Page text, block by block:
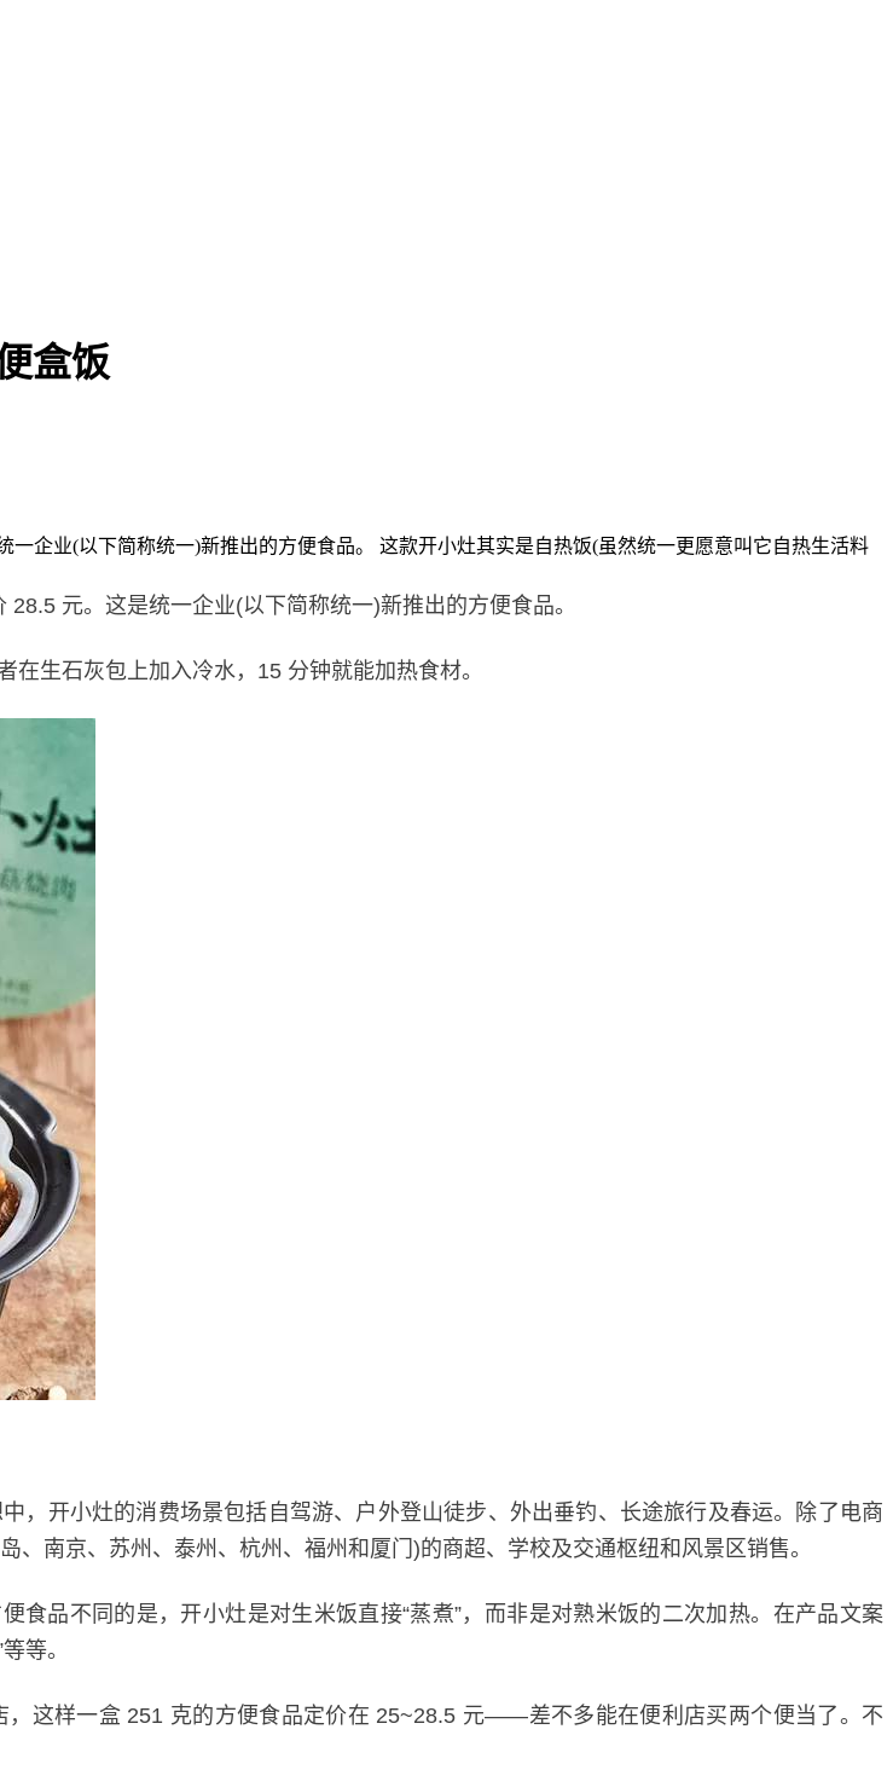
盒饭
一企业(以下简称统一)新推出的方便食品。 这款开小灶其实是自热饭(虽然统一更愿意叫它自热生活料
元。这是统一企业(以下简称统一)新推出的方便食品。
在生石灰包上加入冷水，15 分钟就能加热食材。
，开小灶的消费场景包括自驾游、户外登山徒步、外出垂钓、长途旅行及春运。除了电商
南京、苏州、泰州、杭州、福州和厦门)的商超、学校及交通枢纽和风景区销售。
品不同的是，开小灶是对生米饭直接“蒸煮”，而非是对熟米饭的二次加热。在产品文案
等。
这样一盒 251 克的方便食品定价在 25~28.5 元——差不多能在便利店买两个便当了。不